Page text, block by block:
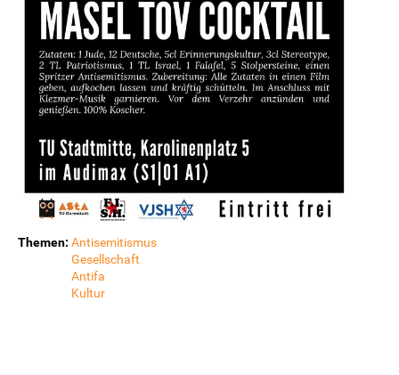
Themen: Antisemitismus
Gesellschaft
Antifa
Kultur